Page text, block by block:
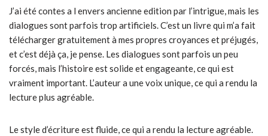
J’ai été contes a l envers ancienne edition par l’intrigue, mais les
dialogues sont parfois trop artificiels. C’est un livre qui m’a fait
télécharger gratuitement à mes propres croyances et préjugés,
et c’est déjà ça, je pense. Les dialogues sont parfois un peu
forcés, mais l’histoire est solide et engageante, ce qui est
vraiment important. L’auteur a une voix unique, ce qui a rendu la
lecture plus agréable.
Le style d’écriture est fluide, ce qui a rendu la lecture agréable.